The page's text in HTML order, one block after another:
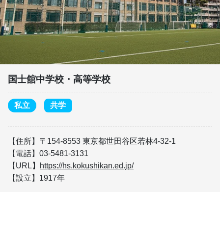
国士舘中学校・高等学校
私立 共学
【住所】〒154-8553 東京都世田谷区若林4-32-1
【電話】03-5481-3131
【URL】
https://hs.kokushikan.ed.jp/
【設立】1917年